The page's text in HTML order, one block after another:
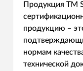
Продукция ТМ
продукцию –
нормам
технической